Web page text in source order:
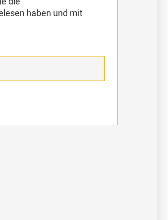
haben und mit